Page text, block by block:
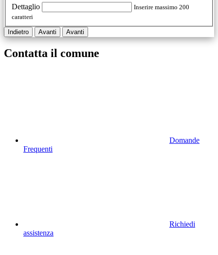
Dettaglio
Inserire massimo 200
caratteri
Indietro Avanti Avanti
Contatta il comune
Domande
Frequenti
Richiedi
assistenza